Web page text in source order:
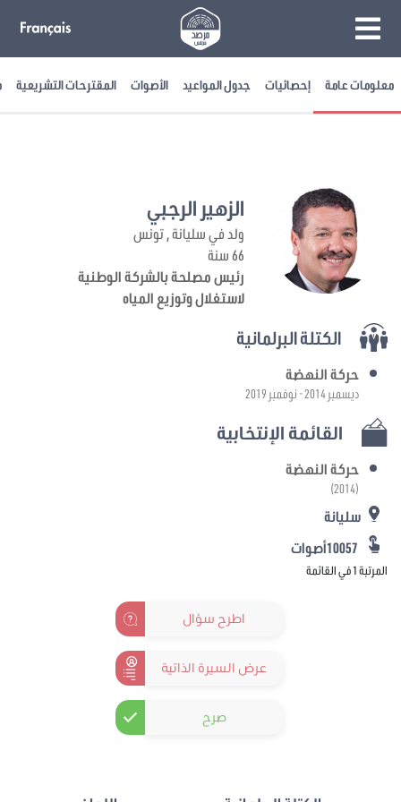
معلومات عامة إحصائيات جدول المواعيد الأصوات المقترحات التشريعية
الزهير الرجبي
ولد في سليانة , تونس
66 سنة
رئيس مصلحة بالشركة الوطنية
لاستغلال وتوزيع المياه
الكتلة البرلمانية
حركة النهضة
ديسمبر 2014 - نوفمبر 2019
القائمة الإنتخابية
حركة النهضة
(2014)
سليانة
المرتبة 1 في القائمة
اطرح سؤال
عرض السيرة الذاتية
صرح